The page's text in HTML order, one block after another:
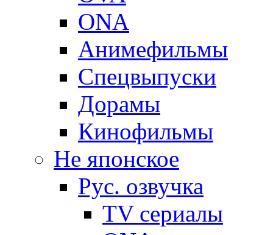
ONA
Анимефильмы
Спецвыпуски
Дорамы
Кинофильмы
Не японское
Рус. озвучка
TV сериалы